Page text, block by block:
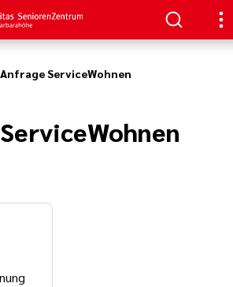
Anfrage ServiceWohnen